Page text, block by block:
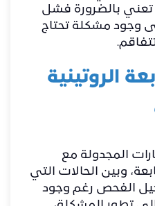
تعني بالضرورة فشل
وجود مشكلة تحتاج
الروتينية
المجدولة مع
وبين الحالات التي
الفحص رغم وجود